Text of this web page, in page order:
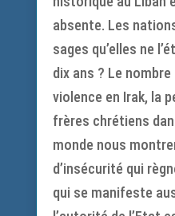
absente. Les
sages qu’elles ne
dix ans ? Le
violence en Irak, la
frères chrétiens
monde nous
d’insécurité qui
qui se manifeste